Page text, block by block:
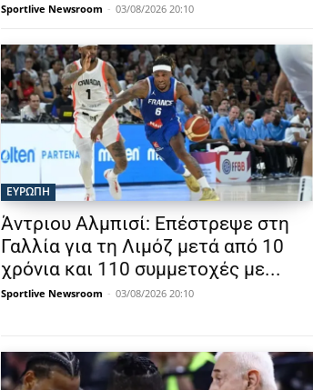
Sportlive Newsroom - 03/08/2026 20:10
ΕΥΡΩΠΗ
Άντριου Αλμπισί: Επέστρεψε στη
Γαλλία για τη Λιμόζ μετά από 10
χρόνια και 110 συμμετοχές με...
Sportlive Newsroom - 03/08/2026 20:10